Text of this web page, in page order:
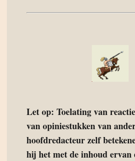
Let op: Toelating van
van opiniestukken van
hoofdredacteur zelf
hij het met de inhoud ervan